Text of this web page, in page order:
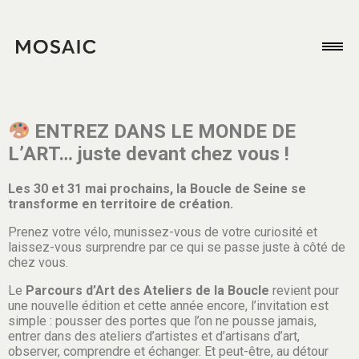
ENTREZ DANS LE MONDE DE
L’ART… juste devant chez vous !
Les 30 et 31 mai prochains, la Boucle de Seine se
transforme en territoire de création.
Prenez votre vélo, munissez-vous de votre curiosité et
laissez-vous surprendre par ce qui se passe juste à côté de
chez vous.
Le Parcours d’Art des Ateliers de la Boucle revient pour
une nouvelle édition et cette année encore, l’invitation est
simple : pousser des portes que l’on ne pousse jamais,
entrer dans des ateliers d’artistes et d’artisans d’art,
observer, comprendre et échanger. Et peut-être, au détour